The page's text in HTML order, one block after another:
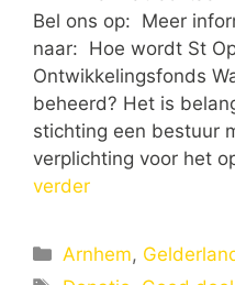
Bel ons op: Meer
naar: Hoe wordt St
Ontwikkelingsfonds
beheerd? Het is
stichting een bestuur
verplichting voor het
verder
Categorieën
Arnhem,